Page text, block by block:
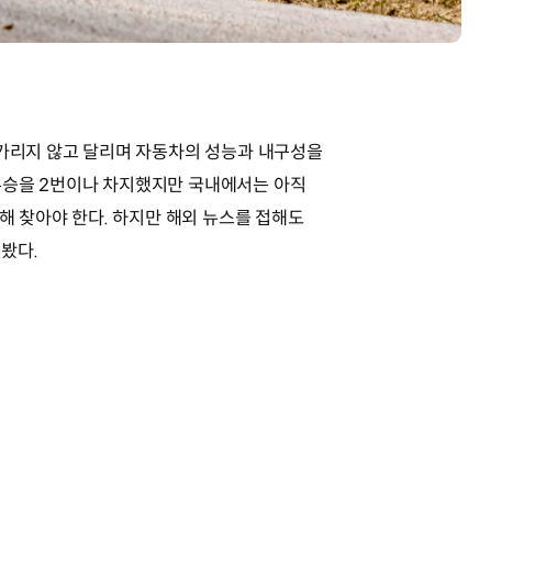
지 않고 달리며 자동차의 성능과 내구성을
을 2번이나 차지했지만 국내에서는 아직
찾아야 한다. 하지만 해외 뉴스를 접해도
다.